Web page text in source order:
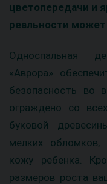
цветопередачи и
реальности может
Односпальная
«Аврора»
безопасность во
ограждено со
буковой
мелких обломков,
кожу ребенка.
размеров роста